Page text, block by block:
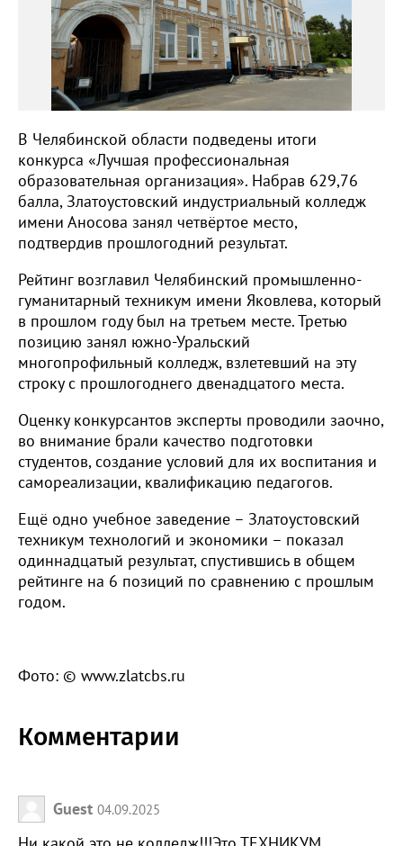
В Челябинской области подведены итоги
конкурса «Лучшая профессиональная
образовательная организация». Набрав 629,76
балла, Златоустовский индустриальный колледж
имени Аносова занял четвёртое место,
подтвердив прошлогодний результат.
Рейтинг возглавил Челябинский промышленно-
гуманитарный техникум имени Яковлева, который
в прошлом году был на третьем месте. Третью
позицию занял южно-Уральский
многопрофильный колледж, взлетевший на эту
строку с прошлогоднего двенадцатого места.
Оценку конкурсантов эксперты проводили заочно,
во внимание брали качество подготовки
студентов, создание условий для их воспитания и
самореализации, квалификацию педагогов.
Ещё одно учебное заведение – Златоустовский
техникум технологий и экономики – показал
одиннадцатый результат, спустившись в общем
рейтинге на 6 позиций по сравнению с прошлым
годом.
Фото: © www.zlatcbs.ru
Комментарии
Guest 04.09.2025